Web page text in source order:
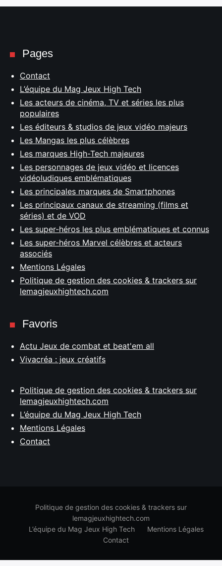
Pages
Contact
L’équipe du Mag Jeux High Tech
Les acteurs de cinéma, TV et séries les plus
populaires
Les éditeurs & studios de jeux vidéo majeurs
Les Mangas les plus célèbres
Les marques High-Tech majeures
Les personnages de jeux vidéo et licences
vidéoludiques emblématiques
Les principales marques de Smartphones
Les principaux canaux de streaming (films et
séries) et de VOD
Les super-héros les plus emblématiques et connus
Les super-héros Marvel célèbres et acteurs
associés
Mentions Légales
Politique de gestion des cookies & trackers sur
lemagjeuxhightech.com
Favoris
Actu Jeux de combat et beat'em all
Vivacréa : jeux créatifs
Politique de gestion des cookies & trackers sur
lemagjeuxhightech.com
L’équipe du Mag Jeux High Tech
Mentions Légales
Contact
Politique de gestion des cookies & trackers sur
lemagjeuxhightech.com
L’équipe du Mag Jeux High Tech
Mentions Légales
Contact